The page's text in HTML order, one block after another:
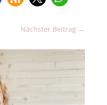
Nächster Beitrag →